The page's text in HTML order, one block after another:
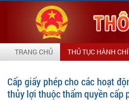
TRANG CHỦ THỦ TỤC HÀNH
Cấp giấy phép cho các hoạt
thủy lợi thuộc thẩm quyền cấp